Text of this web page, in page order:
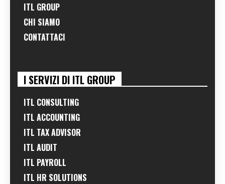
ITL GROUP
CHI SIAMO
CONTATTACI
I SERVIZI DI ITL GROUP
ITL CONSULTING
ITL ACCOUNTING
ITL TAX ADVISOR
ITL AUDIT
ITL PAYROLL
ITL HR SOLUTIONS